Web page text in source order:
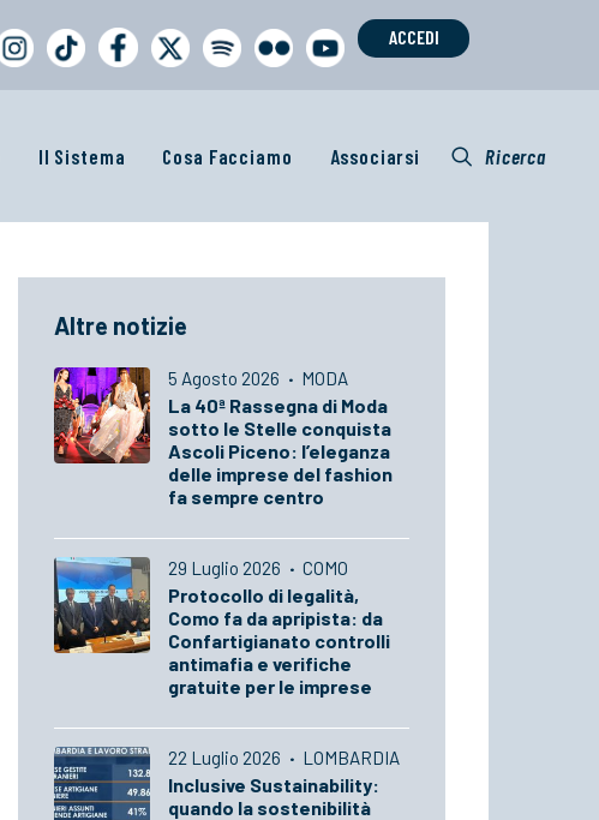
ACCEDI
Il Sistema Cosa Facciamo Associarsi Ricerca
Altre notizie
5 Agosto 2026 · MODA
La 40ª Rassegna di Moda
sotto le Stelle conquista
Ascoli Piceno: l’eleganza
delle imprese del fashion
fa sempre centro
29 Luglio 2026 · COMO
Protocollo di legalità,
Como fa da apripista: da
Confartigianato controlli
antimafia e verifiche
gratuite per le imprese
22 Luglio 2026 · LOMBARDIA
Inclusive Sustainability:
quando la sostenibilità